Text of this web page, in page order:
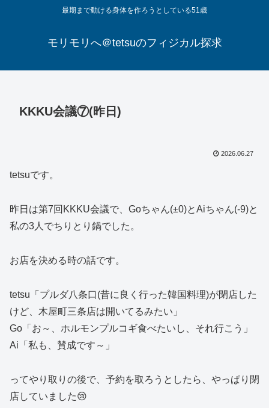
最期まで動ける身体を作ろうとしている51歳
モリモリへ＠tetsuのフィジカル探求
KKKU会議⑦(昨日)
2026.06.27
tetsuです。
昨日は第7回KKKU会議で、Goちゃん(±0)とAiちゃん(-9)と
私の3人でちりとり鍋でした。
お店を決める時の話です。
tetsu「プルダ八条口(昔に良く行った韓国料理)が閉店した
けど、木屋町三条店は開いてるみたい」
Go「お～、ホルモンプルコギ食べたいし、それ行こう」
Ai「私も、賛成です～」
ってやり取りの後で、予約を取ろうとしたら、やっぱり閉
店していました😢